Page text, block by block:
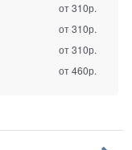
от 310р.
от 310р.
от 310р.
от 460р.